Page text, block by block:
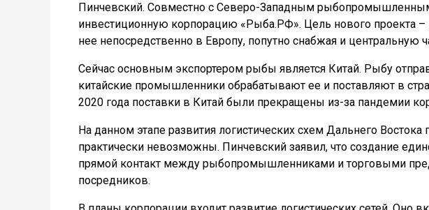
Пинчевский. Совместно с Северо-Западным
инвестиционную корпорацию «Рыба.РФ». Цель нового проекта
нее непосредственно в Европу, попутно снабжая и центральную
Сейчас основным экспортером рыбы является Китай. Рыбу
китайские промышленники обрабатывают ее и поставляют в
2020 года поставки в Китай были прекращены из-за пандемии
На данном этапе развития логистических схем Дальнего
практически невозможны. Пинчевский заявил, что создание
прямой контакт между рыбопромышленниками и торговыми
посредников.